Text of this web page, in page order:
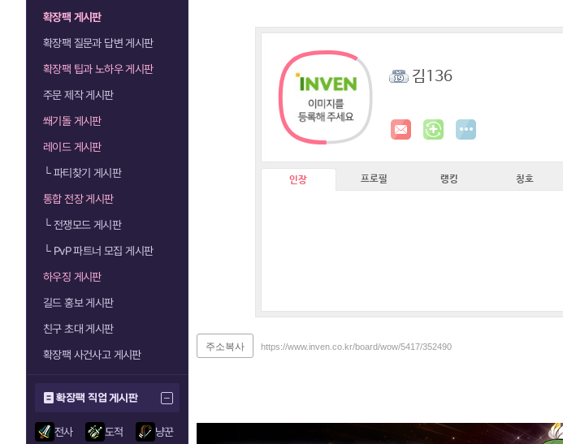
확장팩 게시판
확장팩 질문과 답변 게시판
확장팩 팁과 노하우 게시판
주문 제작 게시판
쐐기돌 게시판
레이드 게시판
└파티찾기 게시판
통합 전장 게시판
└전쟁모드 게시판
└PvP 파트너 모집 게시판
하우징 게시판
길드 홍보 게시판
친구 초대 게시판
확장팩 사건사고 게시판
확장팩 직업 게시판
전사 도적 냥꾼
김136
인장 프로필 랭킹 칭호
주소복사 https://www.inven.co.kr/board/wow/5417/352490